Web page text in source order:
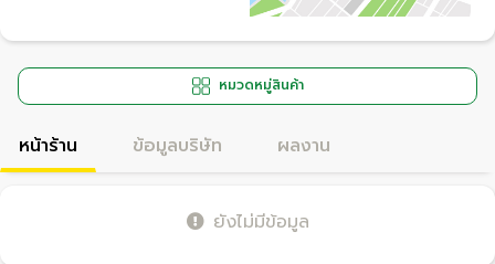
หมวดหมู่สินค้า
หน้าร้าน ข้อมูลบริษัท ผลงาน
ยังไม่มีข้อมูล